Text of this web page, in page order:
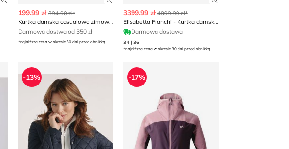
Zobacz szczegóły produktu Zobacz szczegóły produktu
199.99 zł 394.00 zł*
Kurtka damska casualowa zimowa 4F
Darmowa dostwa od 350 zł
*najniższa cena w okresie 30 dni przed obniżką
Zobacz szczegóły
3399.99 zł 4899.99 zł*
Elisabetta Franchi - Kurtka damska jesienna rockowa
Darmowa dostawa
34 | 36
*najniższa cena w okresie 30 dni przed obniżką
Kurtka damska jesienna OCHNIK
-13%
Dare2B - Kurtka damska jesienna
-17%